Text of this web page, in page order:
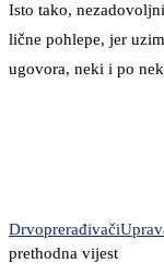
Isto tako,
lične pohlepe, jer
ugovora, neki i po
Drvoprerađivači
prethodna vijest